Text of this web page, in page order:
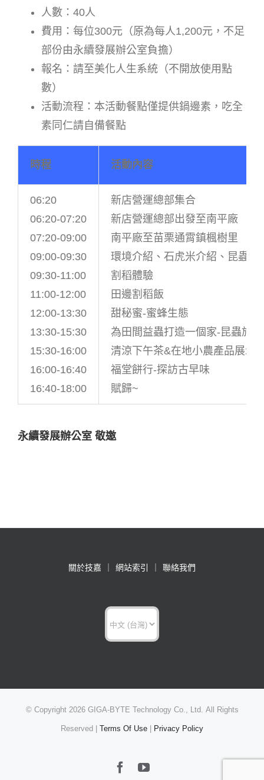
人數：40人
費用：每位300元（原為每人1,200元，不足
部份由永續發展辦公室負擔）
報名：請至美化人生系統（不開放使用點
數）
活動流程：本活動餐點僅提供鍋邊素，吃全
素同仁請自備餐點
時程 活動內容
06:20
06:20-07:20
07:20-09:00
09:00-09:30
09:30-11:00
11:00-12:00
12:00-13:30
13:30-15:30
15:30-16:00
16:00-16:40
16:40-18:00
新店營運總部集合
新店營運總部出發至南平廠
南平廠至苗栗通霄鎮楓樹里
環境介紹、石虎米介紹、昆蟲旅
割稻體驗
田邊割稻飯
甜秘蜜-蜜蜂生態
為田間益蟲打造一個家-昆蟲旅
清涼下午茶&在地小農產品展示
福堂餅行-探訪古早味
賦歸~
永續發展辦公室 敬邀
關於技嘉 網站索引 聯絡我們
Choose
a
© Copyright 2026 GIGA-BYTE Technology Co., Ltd. All Rights
Reserved | Terms Of Use Privacy Policy
FacebookYouTube